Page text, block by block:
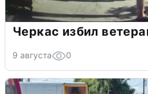
Черкас избил
9 августа 0